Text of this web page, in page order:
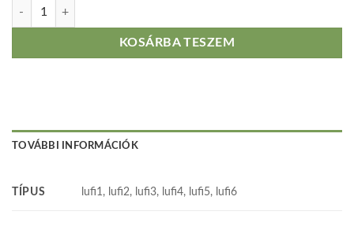
Héliumos lufi, szülinapos, csillagos mennyiség
KOSÁRBA TESZEM
TOVÁBBI INFORMÁCIÓK
TÍPUS lufi1, lufi2, lufi3, lufi4, lufi5, lufi6